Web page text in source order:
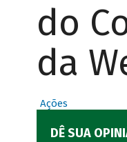
do
da
Ações
DÊ SUA